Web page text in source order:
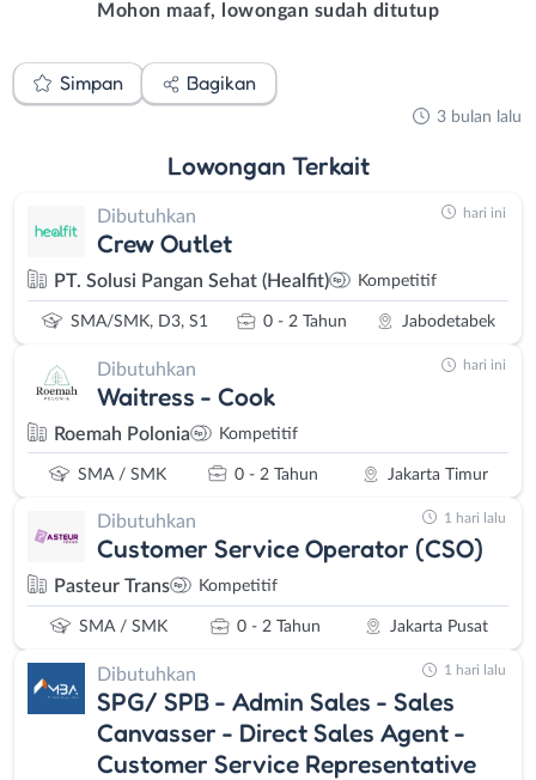
Mohon maaf, lowongan sudah ditutup
Simpan Bagikan
3 bulan lalu
Lowongan Terkait
Dibutuhkan
Crew Outlet
PT. Solusi Pangan Sehat (Healfit) Kompetitif
SMA/SMK, D3, S1 0 - 2 Tahun Jabodetabek
hari ini
Dibutuhkan
Waitress - Cook
Roemah Polonia Kompetitif
SMA / SMK 0 - 2 Tahun Jakarta Timur
hari ini
Dibutuhkan
Customer Service Operator (CSO)
Pasteur Trans Kompetitif
SMA / SMK 0 - 2 Tahun Jakarta Pusat
1 hari lalu
Dibutuhkan
SPG/ SPB - Admin Sales - Sales
Canvasser - Direct Sales Agent -
Customer Service Representative
1 hari lalu